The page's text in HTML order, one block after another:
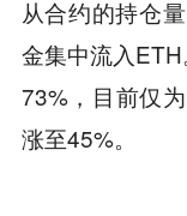
从合约的持仓
金集中流入
73%，目前仅
涨至45%。